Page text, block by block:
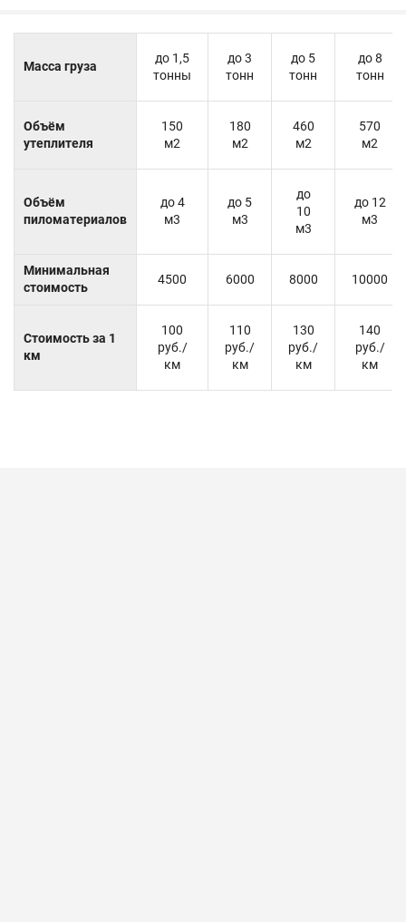
Масса груза
до 1,5
тонны
до 3
тонн
до 5
тонн
до 8
тонн
Объём
утеплителя
150
м2
180
м2
460
м2
570
м2
Объём
пиломатериалов
до 4
м3
до 5
м3
до
10
м3
до 12
м3
Минимальная
стоимость
4500 6000 8000 10000
Стоимость за 1
км
100
руб./
км
110
руб./
км
130
руб./
км
140
руб./
км